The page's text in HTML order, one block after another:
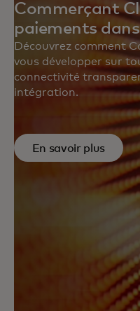
Commerçant
paiements
Découvrez comment
vous développer sur
connectivité
intégration.
En savoir plus